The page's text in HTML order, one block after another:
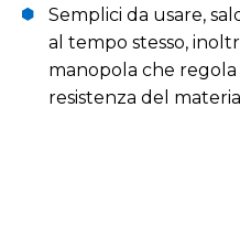
Semplici da usare,
al tempo stesso,
manopola che
resistenza del